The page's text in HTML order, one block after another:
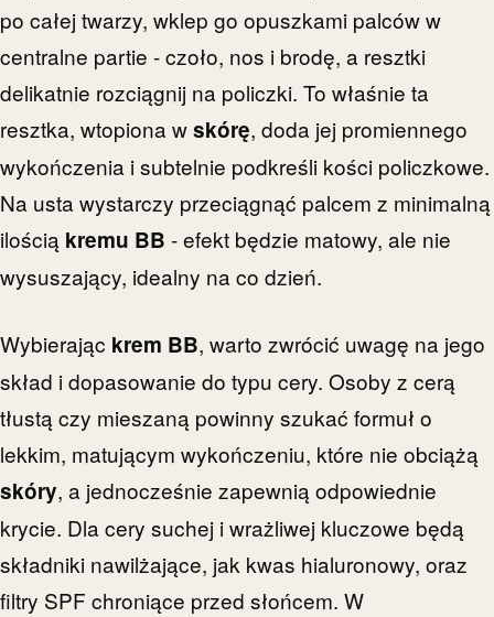
po całej twarzy, wklep go opuszkami palców w
centralne partie - czoło, nos i brodę, a resztki
delikatnie rozciągnij na policzki. To właśnie ta
resztka, wtopiona wskórę, doda jej promiennego
wykończenia i subtelnie podkreśli kości policzkowe.
Na usta wystarczy przeciągnąć palcem z minimalną
ilością kremu BB - efekt będzie matowy, ale nie
wysuszający, idealny na co dzień.
Wybierając krem BB, warto zwrócić uwagę na jego
skład i dopasowanie do typu cery. Osoby z cerą
tłustą czy mieszaną powinny szukać formuł o
lekkim, matującym wykończeniu, które nie obciążą
skóry, a jednocześnie zapewnią odpowiednie
krycie. Dla cery suchej i wrażliwej kluczowe będą
składniki nawilżające, jak kwas hialuronowy, oraz
filtry SPF chroniące przed słońcem. W